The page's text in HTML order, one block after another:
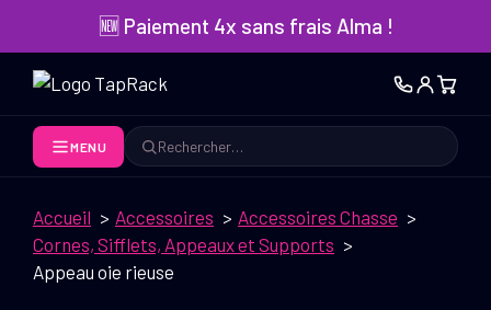
contenu
🆕 Paiement 4x sans frais Alma !
MENU
Rechercher
Accueil Accessoires
Accessoires Chasse
Cornes, Sifflets, Appeaux et Supports
Appeau oie rieuse